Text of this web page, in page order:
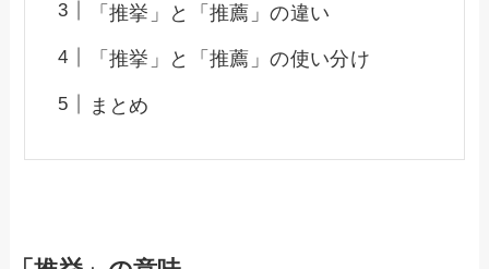
「推挙」と「推薦」の違い
「推挙」と「推薦」の使い分け
まとめ